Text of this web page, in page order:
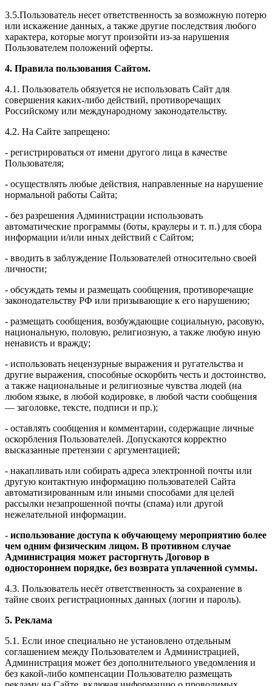
3.5.Пользователь несет ответственность за возможную потерю
или искажение данных, а также другие последствия любого
характера, которые могут произойти из-за нарушения
Пользователем положений оферты.
4. Правила пользования Сайтом.
4.1. Пользователь обязуется не использовать Сайт для
совершения каких-либо действий, противоречащих
Российскому или международному законодательству.
4.2. На Сайте запрещено:
- регистрироваться от имени другого лица в качестве
Пользователя;
- осуществлять любые действия, направленные на нарушение
нормальной работы Сайта;
- без разрешения Администрации использовать
автоматические программы (боты, краулеры и т. п.) для сбора
информации и/или иных действий с Сайтом;
- вводить в заблуждение Пользователей относительно своей
личности;
- обсуждать темы и размещать сообщения, противоречащие
законодательству РФ или призывающие к его нарушению;
- размещать сообщения, возбуждающие социальную, расовую,
национальную, половую, религиозную, а также любую иную
ненависть и вражду;
- использовать нецензурные выражения и ругательства и
другие выражения, способные оскорбить честь и достоинство,
а также национальные и религиозные чувства людей (на
любом языке, в любой кодировке, в любой части сообщения
— заголовке, тексте, подписи и пр.);
- оставлять сообщения и комментарии, содержащие личные
оскорбления Пользователей. Допускаются корректно
высказанные претензии с аргументацией;
- накапливать или собирать адреса электронной почты или
другую контактную информацию пользователей Сайта
автоматизированным или иными способами для целей
рассылки незапрошенной почты (спама) или другой
нежелательной информации.
- использование доступа к обучающему мероприятию более
чем одним физическим лицом. В противном случае
Администрация может расторгнуть Договор в
одностороннем порядке, без возврата уплаченной суммы.
4.3. Пользователь несёт ответственность за сохранение в
тайне своих регистрационных данных (логин и пароль).
5. Реклама
5.1. Если иное специально не установлено отдельным
соглашением между Пользователем и Администрацией,
Администрация может без дополнительного уведомления и
без какой-либо компенсации Пользователю размещать